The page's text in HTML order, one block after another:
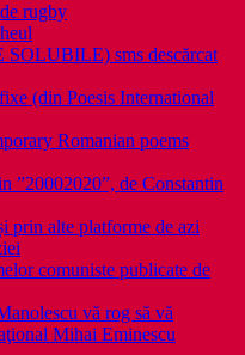
rugby
sms descărcat
(din Poesis International
Romanian poems
”20002020”, de Constantin
prin alte platforme de azi
comuniste publicate de
vă rog să vă
Mihai Eminescu